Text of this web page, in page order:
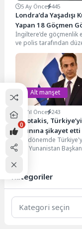
5 Ay Önce 445
Londra’da Yaşadışı
Yapan 18 Göçmen
Alındı
İngiltere’de göçmenlik
ve polis tarafından
ortak operasyonda 18
gözaltına alındı. İçişleri
Bakanlığı...
Alt manşet
4 Yıl Önce 243
Miçotakis,
basınına şikayet etti
Son dönemde
alan Yunanistan
basınına Türkiye’yi
Sunday...
Kategoriler
Kategoriler
0